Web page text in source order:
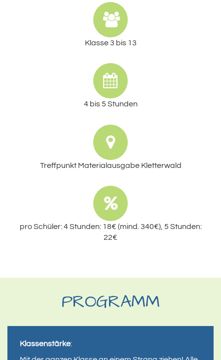
Klasse 3 bis 13
4 bis 5 Stunden
Treffpunkt Materialausgabe Kletterwald
pro Schüler: 4 Stunden: 18€ (mind. 340€), 5 Stunden:
22€
PROGRAMM
Klassenstärke: